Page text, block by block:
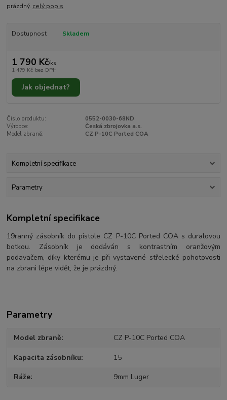
prázdný. celý popis
Dostupnost Skladem
1 790 Kč/ks
1 479 Kč bez DPH
Jak objednat?
Číslo produktu:
0552-0030-68ND
Výrobce:
Česká zbrojovka a.s.
Model zbraně:
CZ P-10C Ported COA
Kompletní specifikace
Parametry
Kompletní specifikace
19ranný zásobník do pistole CZ P-10C Ported COA s duralovou
botkou. Zásobník je dodáván s kontrastním oranžovým
podavačem, díky kterému je při vystavené střelecké pohotovosti
na zbrani lépe vidět, že je prázdný.
Parametry
Model zbraně CZ P-10C Ported COA
Kapacita zásobníku 15
Ráže 9mm Luger